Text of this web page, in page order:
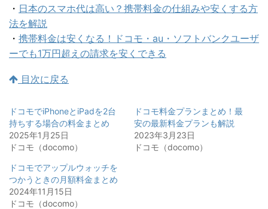
・ 日本のスマホ代は高い？携帯料金の仕組みや安くする方
法を解説
・ 携帯料金は安くなる！ドコモ・au・ソフトバンクユーザ
ーでも1万円超えの請求を安くできる
目次に戻る
ドコモでiPhoneとiPadを2台
持ちする場合の料金まとめ
2025年1月25日
ドコモ（docomo）
ドコモ料金プランまとめ！最
安の最新料金プランも解説
2023年3月23日
ドコモ（docomo）
ドコモでアップルウォッチを
つかうときの月額料金まとめ
2024年11月15日
ドコモ（docomo）